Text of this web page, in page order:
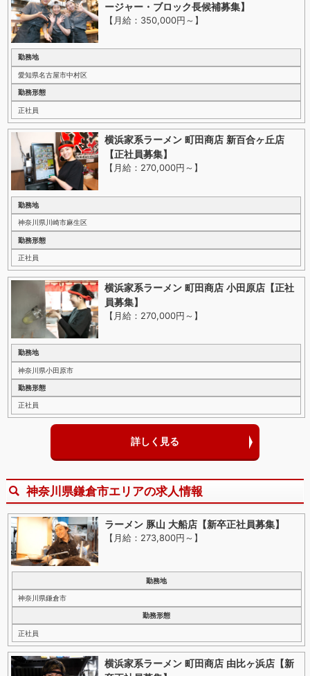
ージャー・ブロック長候補募集】
【月給：350,000円～ 】
勤務地
愛知県名古屋市中村区
勤務形態
正社員
横浜家系ラーメン 町田商店 新百合ヶ丘店
【正社員募集】
【月給：270,000円～ 】
勤務地
神奈川県川崎市麻生区
勤務形態
正社員
横浜家系ラーメン 町田商店 小田原店【正社
員募集】
【月給：270,000円～ 】
勤務地
神奈川県小田原市
勤務形態
正社員
詳しく見る
神奈川県鎌倉市エリアの求人情報
ラーメン 豚山 大船店【新卒正社員募集】
【月給：273,800円～ 】
勤務地
神奈川県鎌倉市
勤務形態
正社員
横浜家系ラーメン 町田商店 由比ヶ浜店【新